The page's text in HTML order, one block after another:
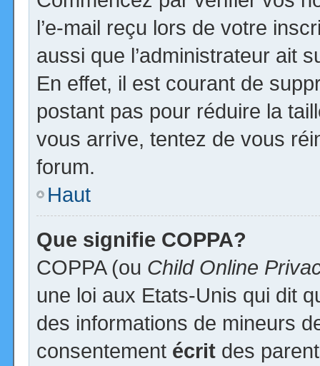
l’e-mail reçu lors de votre
aussi que l’administrateur ait
En effet, il est courant de
postant pas pour réduire la
vous arrive, tentez de vous
forum.
Haut
Que signifie COPPA?
COPPA (ou Child Online
une loi aux Etats-Unis qui dit
des informations de mineurs
consentement écrit des